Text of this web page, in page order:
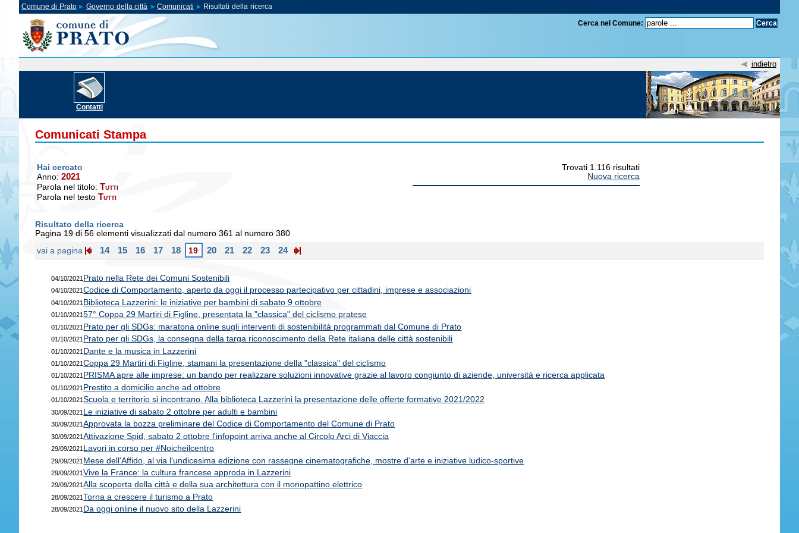
Comune di Prato Governo della città Comunicati Risultati della ricerca
Cerca nel Comune:
indietro
Contatti
Comunicati Stampa
Hai cercato
Anno: 2021
Parola nel titolo: Tutti
Parola nel testo Tutti
Trovati 1.116 risultati
Nuova ricerca
Risultato della ricerca
Pagina 19 di 56 elementi visualizzati dal numero 361 al numero 380
vai a pagina 14 15 16 17 18 19 20 21 22 23 24
04/10/2021 Prato nella Rete dei Comuni Sostenibili
04/10/2021Codice di Comportamento, aperto da oggi il processo partecipativo per cittadini, imprese e associazioni
04/10/2021 Biblioteca Lazzerini: le iniziative per bambini di sabato 9 ottobre
01/10/202157° Coppa 29 Martiri di Figline, presentata la "classica" del ciclismo pratese
01/10/2021 Prato per gli SDGs: maratona online sugli interventi di sostenibilità programmati dal Comune di Prato
01/10/2021 Prato per gli SDGs, la consegna della targa riconoscimento della Rete italiana delle città sostenibili
01/10/2021 Dante e la musica in Lazzerini
01/10/2021Coppa 29 Martiri di Figline, stamani la presentazione della "classica" del ciclismo
01/10/2021PRISMA apre alle imprese: un bando per realizzare soluzioni innovative grazie al lavoro congiunto di aziende, università e ricerca applicata
01/10/2021 Prestito a domicilio anche ad ottobre
01/10/2021Scuola e territorio si incontrano. Alla biblioteca Lazzerini la presentazione delle offerte formative 2021/2022
30/09/2021 Le iniziative di sabato 2 ottobre per adulti e bambini
30/09/2021Approvata la bozza preliminare del Codice di Comportamento del Comune di Prato
30/09/2021Attivazione Spid, sabato 2 ottobre l'infopoint arriva anche al Circolo Arci di Viaccia
29/09/2021 Lavori in corso per #Noicheilcentro
29/09/2021 Mese dell'Affido, al via l'undicesima edizione con rassegne cinematografiche, mostre d'arte e iniziative ludico-sportive
29/09/2021Vive la France: la cultura francese approda in Lazzerini
29/09/2021Alla scoperta della città e della sua architettura con il monopattino elettrico
28/09/2021Torna a crescere il turismo a Prato
28/09/2021 Da oggi online il nuovo sito della Lazzerini